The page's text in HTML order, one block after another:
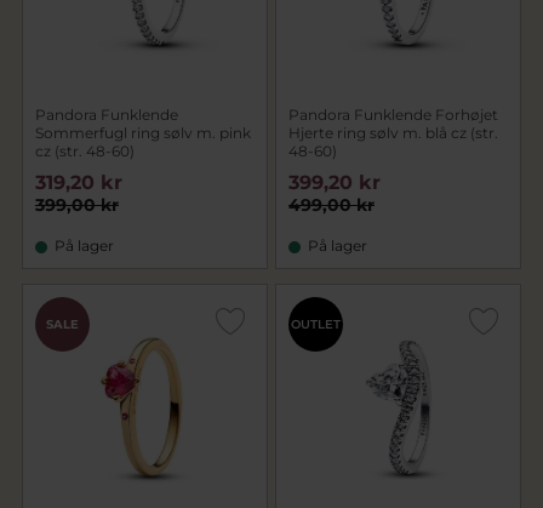
Pandora Funklende
Sommerfugl ring sølv m. pink
cz (str. 48-60)
399,00 kr
319,20 kr
På lager
Pandora Funklende Forhøjet
Hjerte ring sølv m. blå cz (str.
48-60)
499,00 kr
399,20 kr
På lager
SALE OUTLET